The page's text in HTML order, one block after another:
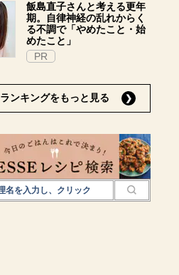
飯島直子さんと考える更年
期。自律神経の乱れからく
る不調で「やめたこと・始
めたこと」
PR
ランキングをもっと見る